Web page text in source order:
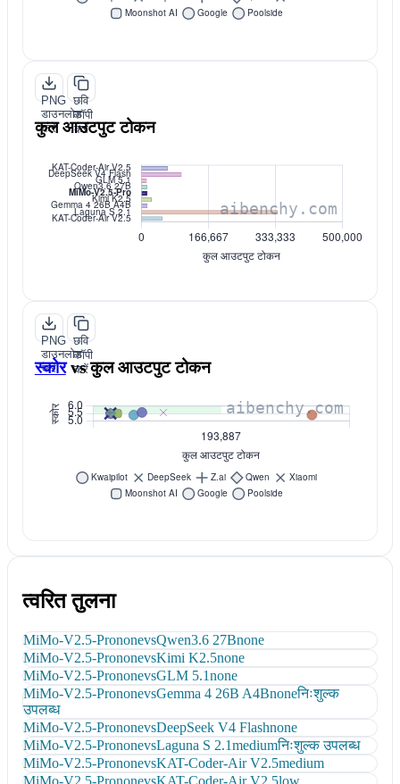
PNG
डाउनलोड
करें
छवि
कॉपी
करें
कुल आउटपुट टोकन
PNG
डाउनलोड
करें
छवि
कॉपी
करें
स्कोर vsकुल आउटपुट टोकन
त्वरित तुलना
MiMo-V2.5-PrononevsQwen3.6 27Bnone
MiMo-V2.5-PrononevsKimi K2.5none
MiMo-V2.5-PrononevsGLM 5.1none
MiMo-V2.5-PrononevsGemma 4 26B A4Bnoneनिःशुल्क
उपलब्ध
MiMo-V2.5-PrononevsDeepSeek V4 Flashnone
MiMo-V2.5-PrononevsLaguna S 2.1mediumनिःशुल्क उपलब्ध
MiMo-V2.5-PrononevsKAT-Coder-Air V2.5medium
MiMo-V2.5-PrononevsKAT-Coder-Air V2.5low